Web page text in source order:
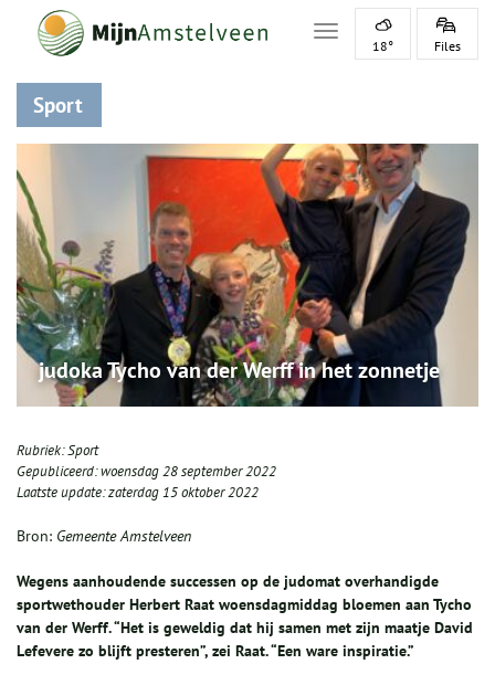
Toggle navigation
18° Files
Sport
judoka Tycho van der Werff in het zonnetje
Rubriek:Sport
Gepubliceerd:woensdag 28 september 2022
Laatste update:zaterdag 15 oktober 2022
Bron: Gemeente Amstelveen
Wegens aanhoudende successen op de judomat overhandigde
sportwethouder Herbert Raat woensdagmiddag bloemen aan Tycho
van der Werff. “Het is geweldig dat hij samen met zijn maatje David
Lefevere zo blijft presteren”, zei Raat. “Een ware inspiratie.”